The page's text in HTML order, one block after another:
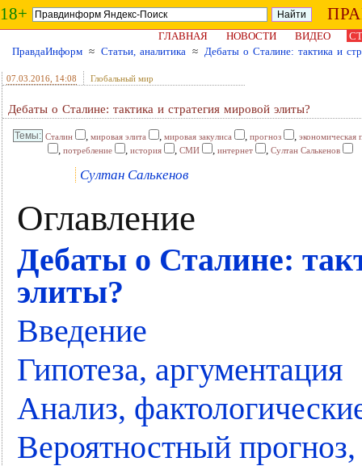
18+
ГЛАВНАЯ НОВОСТИ ВИДЕО
ПравдаИнформ ≈ Статьи, аналитика ≈ Дебаты о Сталине: тактика и
07.03.2016 , 14:08 Глобальный мир
Дебаты о Сталине: тактика и стратегия мировой элиты?
Сталин , мировая элита , мировая закулиса , прогноз , экономическая
, потребление , история , СМИ , интернет , Султан Салькенов
Султан Салькенов
Оглавление
Дебаты о Сталине:
элиты?
Введение
Гипотеза, аргументация
Анализ,
Вероятностный